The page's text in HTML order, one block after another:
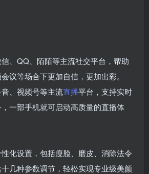
信、QQ、陌陌等主流社交平台，帮助
议等场合下更加自信，更加出彩。
、视频号等主流直播平台，支持实时
一部手机就可启动高质量的直播体
性化设置，包括瘦脸、磨皮、消除法令
几种参数调节，轻松实现专业级美颜